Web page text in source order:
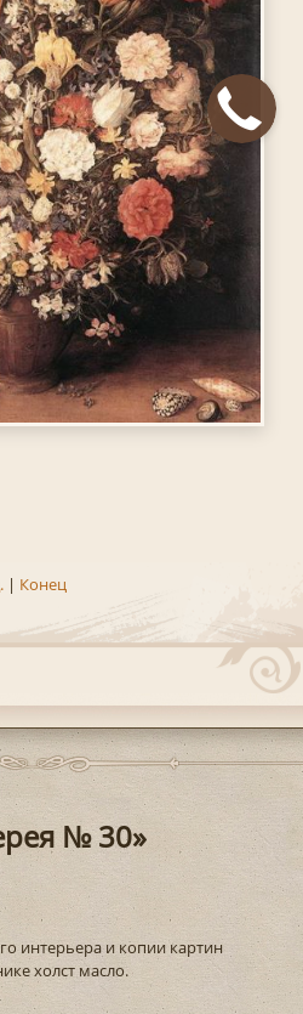
| Конец
№ 30»
интерьера и копии картин
холст масло.